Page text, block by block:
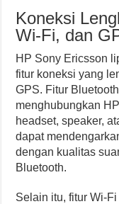
Koneksi
Wi-Fi, dan
HP Sony Ericsson
fitur koneksi yang
GPS. Fitur
menghubungkan
headset, speaker,
dapat
dengan kualitas
Bluetooth.
Selain itu, fitur Wi-